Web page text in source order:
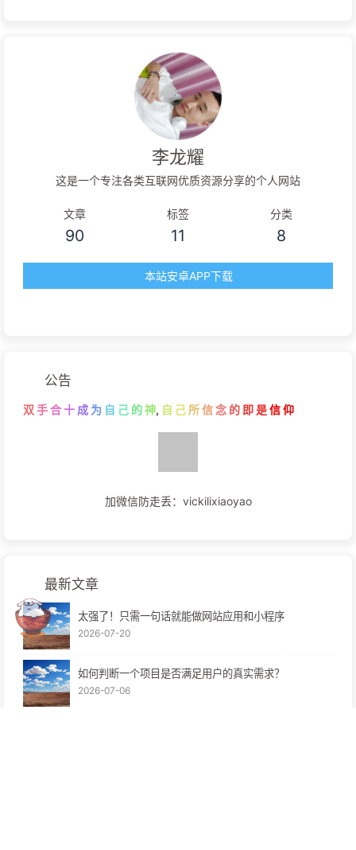
李龙耀
这是一个专注各类互联网优质资源分享的个人网站
文章
90
标签
11
分类
8
本站安卓APP下载
公告
双手合十 成 为 自 己 的神, 自 己 所信念 的 即是信仰
加微信防走丢：vickilixiaoyao
最新文章
太强了！只需一句话就能做网站应用和小程序
2026-07-20
如何判断一个项目是否满足用户的真实需求？
2026-07-06